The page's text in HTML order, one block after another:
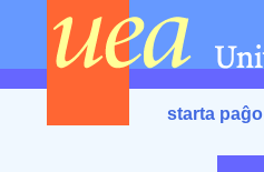
starta paĝo